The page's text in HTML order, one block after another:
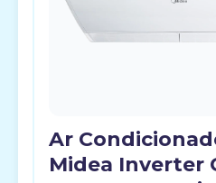
Ar
Midea Inverter